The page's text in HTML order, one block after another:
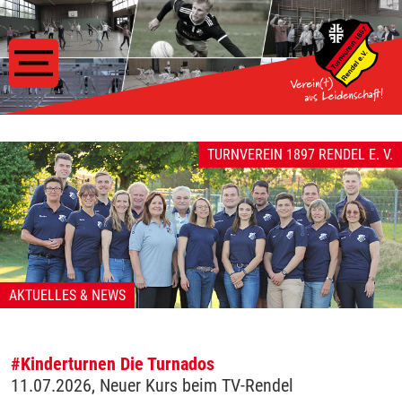
TURNVEREIN 1897 RENDEL E. V.
AKTUELLES & NEWS
#Kinderturnen Die Turnados
11.07.2026, Neuer Kurs beim TV-Rendel